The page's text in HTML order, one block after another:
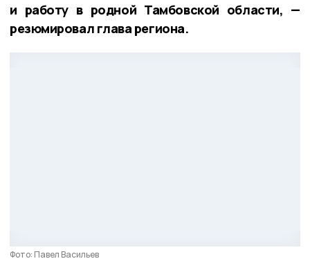
и работу в родной Тамбовской области, —
резюмировал глава региона.
Фото: Павел Васильев